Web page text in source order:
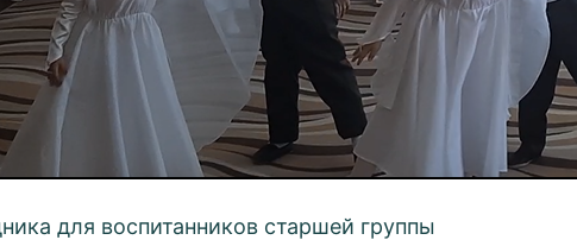
для воспитанников старшей группы